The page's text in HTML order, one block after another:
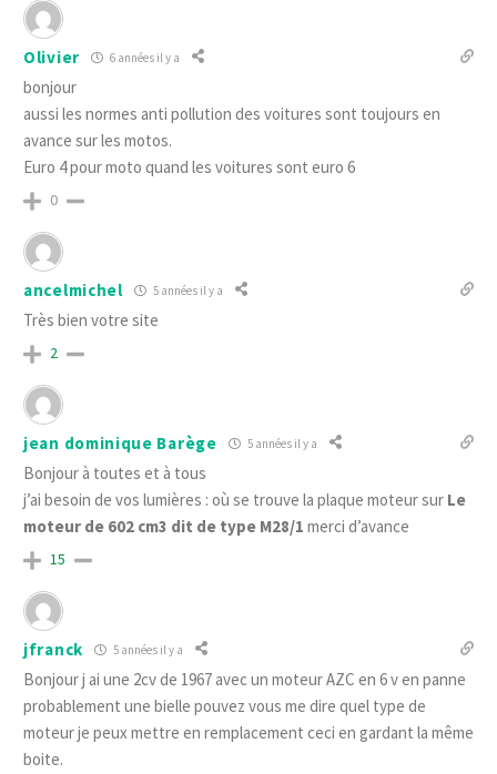
Olivier 6 années il y a
bonjour
aussi les normes anti pollution des voitures sont toujours en
avance sur les motos.
Euro 4 pour moto quand les voitures sont euro 6
0
ancelmichel 5 années il y a
Très bien votre site
2
jean dominique Barège 5 années il y a
Bonjour à toutes et à tous
j’ai besoin de vos lumières : où se trouve la plaque moteur sur Le
moteur de 602 cm3 dit de type M28/1 merci d’avance
15
jfranck 5 années il y a
Bonjour j ai une 2cv de 1967 avec un moteur AZC en 6 v en panne
probablement une bielle pouvez vous me dire quel type de
moteur je peux mettre en remplacement ceci en gardant la même
boite.